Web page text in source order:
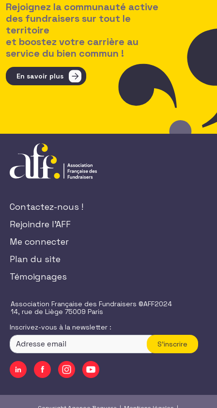
Rejoignez la communauté active
des fundraisers sur tout le
territoire
et boostez votre carrière au
service du bien commun !
En savoir plus
Contactez-nous !
Rejoindre l'AFF
Me connecter
Plan du site
Témoignages
Association Française des Fundraisers ©AFF2024
14, rue de Liège 75009 Paris
Inscrivez-vous à la newsletter :
S'inscrire